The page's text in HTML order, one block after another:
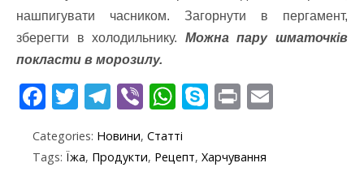
нашпигувати часником. Загорнути в пергамент,
зберегти в холодильнику. Можна пару шматочків
покласти в морозилу.
F
e
b
T
itt
er
T
e
gr
Vi
er
W
at
S
y
p
Pr
t
Categories: Новини, Статті
Tags: Їжа, Продукти, Рецепт, Харчування